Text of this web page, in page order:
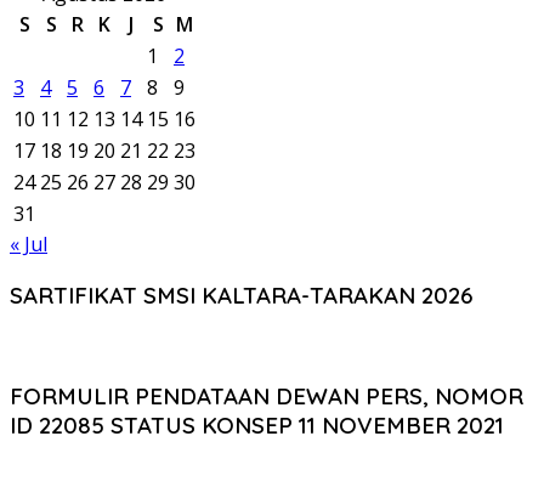
S
S R K J S M
1
2
3
4 5 6 7 8
9
10 11 12 13 14 15 16
17 18 19 20 21 22 23
24 25 26 27 28 29 30
31
« Jul
SARTIFIKAT SMSI KALTARA-TARAKAN 2026
FORMULIR PENDATAAN DEWAN PERS, NOMOR
ID 22085 STATUS KONSEP 11 NOVEMBER 2021